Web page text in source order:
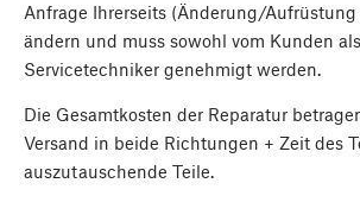
Anfrage Ihrerseits (Änderung/Aufrüstung
ändern und muss sowohl vom Kunden
Servicetechniker genehmigt werden.
Die Gesamtkosten der Reparatur
Versand in beide Richtungen + Zeit des
auszutauschende Teile.